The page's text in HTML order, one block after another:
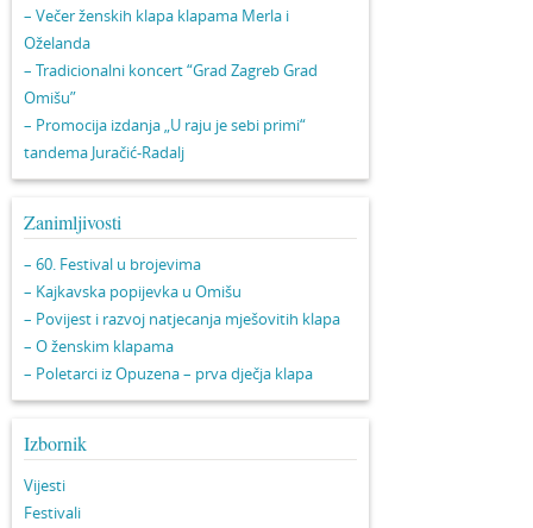
– Večer ženskih klapa klapama Merla i
Oželanda
– Tradicionalni koncert “Grad Zagreb Grad
Omišu”
– Promocija izdanja „U raju je sebi primi“
tandema Juračić-Radalj
Zanimljivosti
– 60. Festival u brojevima
– Kajkavska popijevka u Omišu
– Povijest i razvoj natjecanja mješovitih klapa
– O ženskim klapama
– Poletarci iz Opuzena – prva dječja klapa
Izbornik
Vijesti
Festivali